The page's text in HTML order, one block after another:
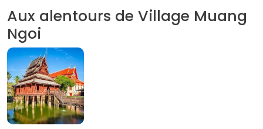
Aux alentours de Village Muang
Ngoi